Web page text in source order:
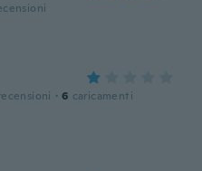
· 6 caricamenti